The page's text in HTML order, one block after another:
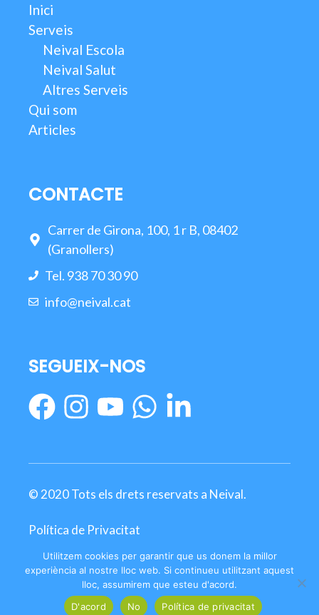
Inici
Serveis
Neival Escola
Neival Salut
Altres Serveis
Qui som
Articles
CONTACTE
Carrer de Girona, 100, 1 r B, 08402
(Granollers)
Tel. 938 70 30 90
info@neival.cat
SEGUEIX-NOS
© 2020 Tots els drets reservats a Neival.
Política de Privacitat
Utilitzem cookies per garantir que us donem la millor
experiència al nostre lloc web. Si continueu utilitzant aquest
lloc, assumirem que esteu d'acord.
D'acord
No Política de privacitat